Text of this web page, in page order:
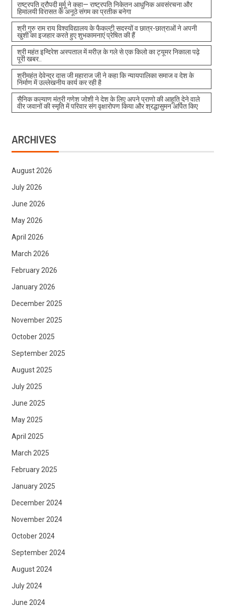
राष्ट्रपति द्रौपदी मुर्मू ने कहा— राष्ट्रपति निकेतन आधुनिक अवसंरचना और
हिमालयी विरासत के अनूठे संगम का प्रतीक बनेगा
श्री गुरु राम राय विश्वविद्यालय के फैकल्टी सदस्यों व छात्र-छात्राओं ने अपनी
खुशी का इजहार करते हुए शुभकामनाएं प्रेषित की हैं
श्री महंत इन्दिरेश अस्पताल में मरीज़ के गले से एक किलो का ट्यूमर निकाला पढ़े
पूरी खबर..
श्रीमहंत देवेन्द्र दास जी महाराज जी ने कहा कि न्यायपालिका समाज व देश के
निर्माण में उल्लेखनीय कार्य कर रही है
सैनिक कल्याण मंत्री गणेश जोशी ने देश के लिए अपने प्राणो की आहूति देने वाले
वीर जवानों की स्मृति में परिवार संग वृक्षारोपण किया और श्रद्धासुमन अर्पित किए
ARCHIVES
August 2026
July 2026
June 2026
May 2026
April 2026
March 2026
February 2026
January 2026
December 2025
November 2025
October 2025
September 2025
August 2025
July 2025
June 2025
May 2025
April 2025
March 2025
February 2025
January 2025
December 2024
November 2024
October 2024
September 2024
August 2024
July 2024
June 2024